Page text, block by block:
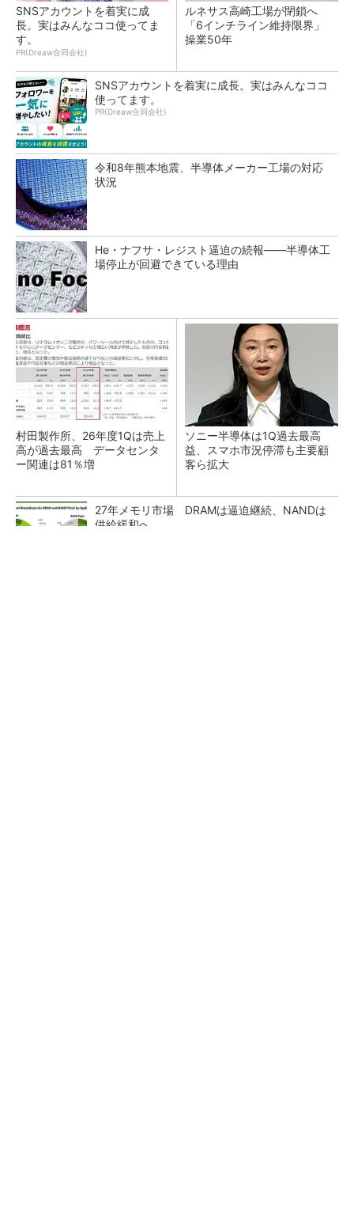
SNSアカウントを着実に成
長。実はみんなココ使ってま
す。
PR(Dreaw合同会社)
ルネサス高崎工場が閉鎖へ
「6インチライン維持限界」
操業50年
SNSアカウントを着実に成長。実はみんなココ
使ってます。
PR(Dreaw合同会社)
令和8年熊本地震、半導体メーカー工場の対応
状況
He・ナフサ・レジスト逼迫の続報――半導体工
場停止が回避できている理由
村田製作所、26年度1Qは売上
高が過去最高 データセンタ
ー関連は81％増
ソニー半導体は1Q過去最高
益、スマホ市況停滞も主要顧
客ら拡大
27年メモリ市場 DRAMは逼迫継続、NANDは
供給緩和へ